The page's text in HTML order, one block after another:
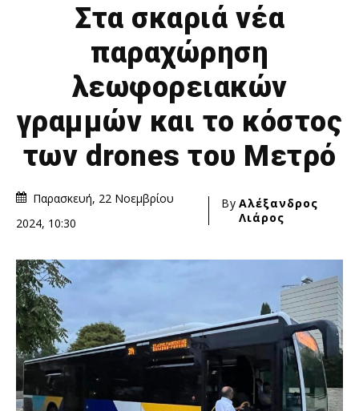
Στα σκαριά νέα
παραχώρηση
λεωφορειακών
γραμμών και το κόστος
των drones του Μετρό
Παρασκευή, 22 Νοεμβρίου
2024, 10:30
By Αλέξανδρος
Λιάρος